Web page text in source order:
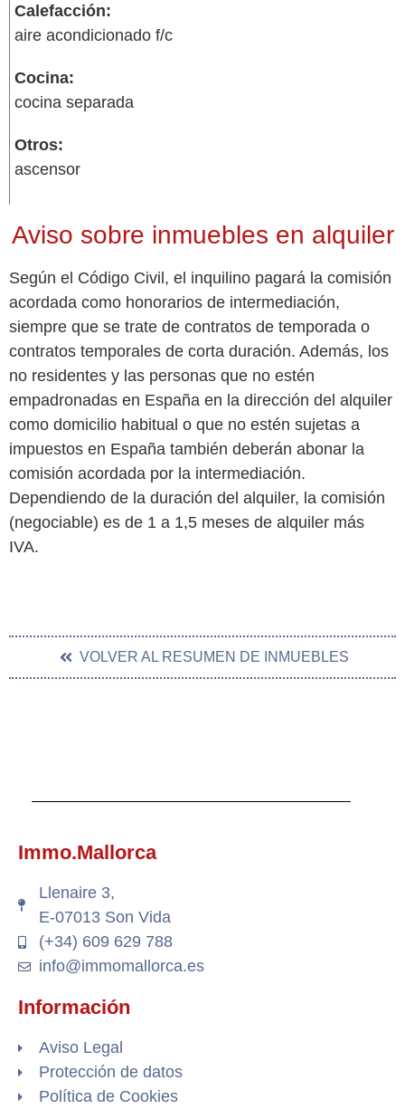
Calefacción:
aire acondicionado f/c
Cocina:
cocina separada
Otros:
ascensor
Aviso sobre inmuebles en alquiler
Según el Código Civil, el inquilino pagará la comisión
acordada como honorarios de intermediación,
siempre que se trate de contratos de temporada o
contratos temporales de corta duración. Además, los
no residentes y las personas que no estén
empadronadas en España en la dirección del alquiler
como domicilio habitual o que no estén sujetas a
impuestos en España también deberán abonar la
comisión acordada por la intermediación.
Dependiendo de la duración del alquiler, la comisión
(negociable) es de 1 a 1,5 meses de alquiler más
IVA.
VOLVER AL RESUMEN DE INMUEBLES
Immo.Mallorca
Llenaire 3,
E-07013 Son Vida
(+34) 609 629 788
info@immomallorca.es
Información
Aviso Legal
Protección de datos
Política de Cookies